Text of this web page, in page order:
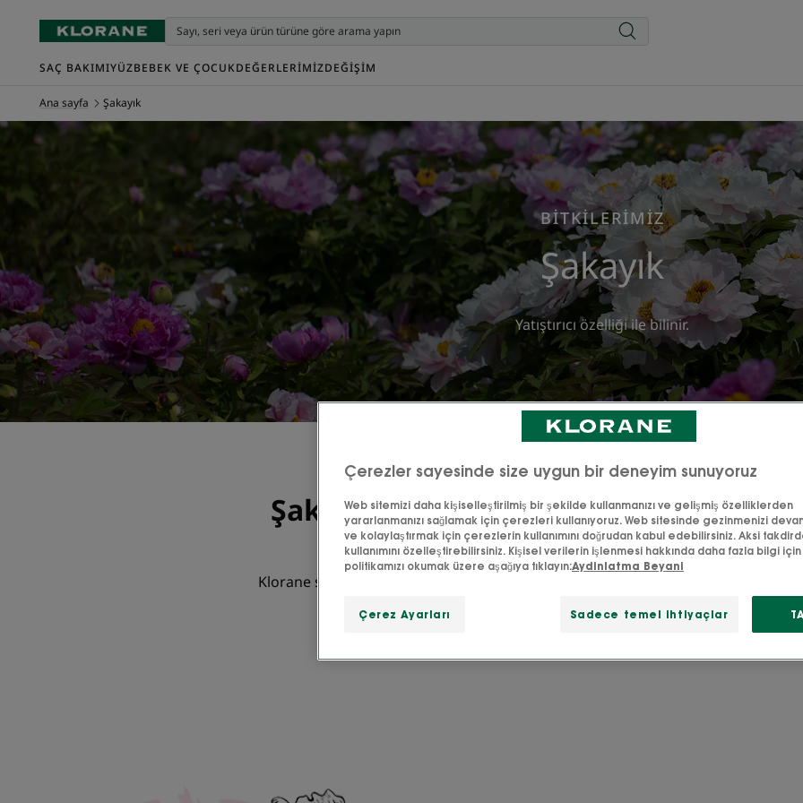
SAÇ BAKIMIYÜZBEBEK VE ÇOCUKDEĞERLERIMIZDEĞIŞIM
Ana sayfa Şakayık
BİTKİLERİMİZ
Şakayık
Yatıştırıcı özelliği ile bilinir.
Şakayıklarımız hakkında bilmeniz
şey
Klorane sizin için geleneksel tıpta yatıştırıcı etkileri, rahatlatıcı kokusu ve bilimsel
hassasiyet giderici özellikleri nedeniyle kullanılan Çin Şakayığını
Çerezler sayesinde size uygun bir deneyim sunuyoruz
Web sitemizi daha kişiselleştirilmiş bir şekilde kullanmanızı ve gelişmiş özelliklerden
yararlanmanızı sağlamak için çerezleri kullanıyoruz. Web sitesinde gezinmenizi
ve kolaylaştırmak için çerezlerin kullanımını doğrudan kabul edebilirsiniz. Aksi
kullanımını özelleştirebilirsiniz. Kişisel verilerin işlenmesi hakkında daha fazla bilgi
politikamızı okumak üzere aşağıya tıklayın:Aydinlatma Beyani
Çerez Ayarları Sadece temel ihtiyaçlar